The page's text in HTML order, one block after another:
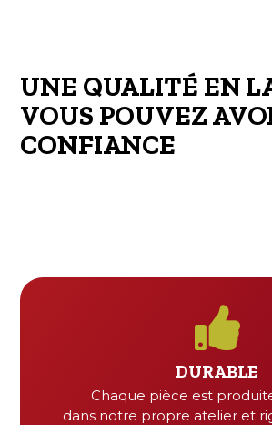
UNE QUALITÉ EN
VOUS POUVEZ
CONFIANCE
DURABLE
Chaque pièce est
dans notre propre atelier et